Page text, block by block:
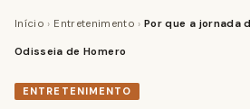
Início › Entretenimento › Por que a jornada
Odisseia de Homero
ENTRETENIMENTO